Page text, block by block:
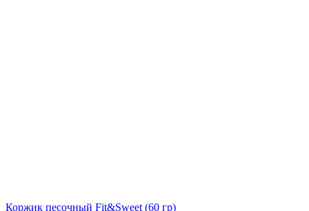
Коржик песочный Fit&Sweet (60 гр)